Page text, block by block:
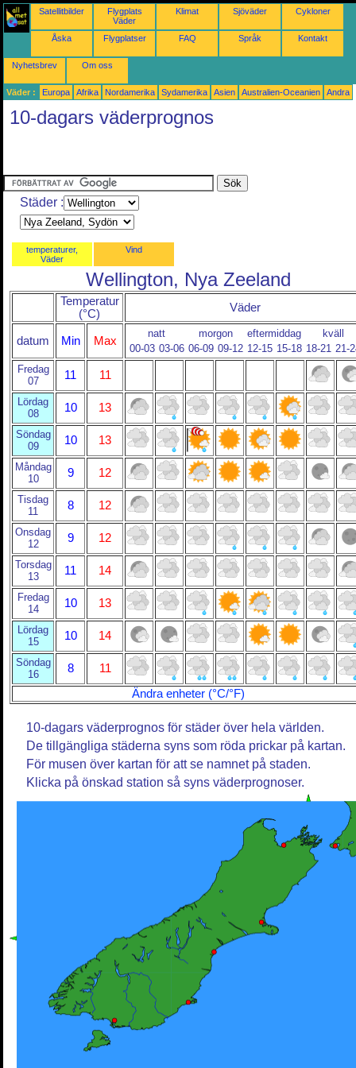
Satellitbilder
Flygplats
Väder
Klimat Sjöväder Cykloner
Åska Flygplatser FAQ Språk Kontakt
Nyhetsbrev Om oss
Väder : Europa Afrika Nordamerika Sydamerika Asien Australien-Oceanien Andra
10-dagars väderprognos
Städer :
temperaturer,
Väder
Vind
Wellington, Nya Zeeland
Temperatur
(°C)
Väder
datum Min Max
natt morgon eftermiddag
kväll
00-03 03-06 06-09 09-12 12-15 15-18 18-21 21-
Fredag
07
11 11
Lördag
08
10 13
Söndag
09
10 13
Måndag
10
9 12
Tisdag
11
8 12
Onsdag
12
9 12
Torsdag
13
11 14
Fredag
14
10 13
Lördag
15
10 14
Söndag
16
8
11
Ändra enheter (°C/°F)
10-dagars väderprognos för städer över hela världen.
De tillgängliga städerna syns som röda prickar på kartan.
För musen över kartan för att se namnet på staden.
Klicka på önskad station så syns väderprognoser.